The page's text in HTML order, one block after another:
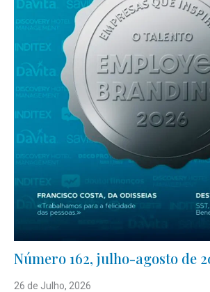
Número 162, julho-agosto de
26 de Julho, 2026